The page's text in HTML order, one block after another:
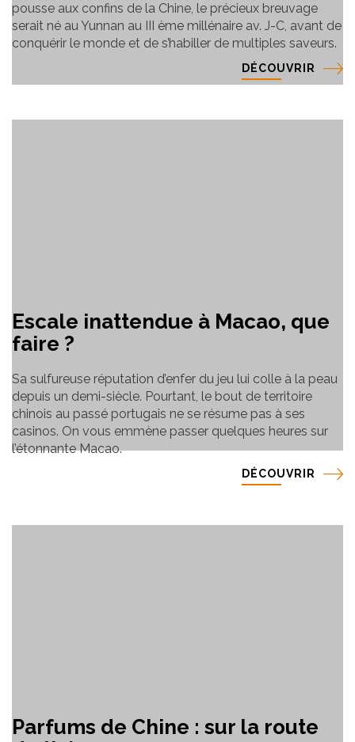
pousse aux confins de la Chine, le précieux breuvage
serait né au Yunnan au III ème millénaire av. J-C, avant de
conquérir le monde et de s’habiller de multiples saveurs.
DÉCOUVRIR
Escale inattendue à Macao, que
faire ?
Sa sulfureuse réputation d’enfer du jeu lui colle à la peau
depuis un demi-siècle. Pourtant, le bout de territoire
chinois au passé portugais ne se résume pas à ses
casinos. On vous emmène passer quelques heures sur
l’étonnante Macao.
DÉCOUVRIR
Parfums de Chine : sur la route